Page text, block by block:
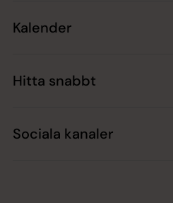
Kalender
Hitta snabbt
Sociala kanaler